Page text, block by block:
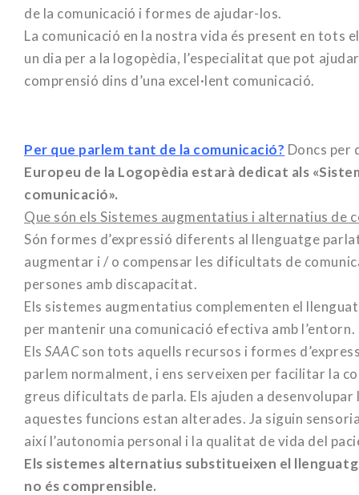
de la comunicació i formes de ajudar-los.
La comunicació en la nostra vida és present en tots
un dia per a la logopèdia, l’especialitat que pot
comprensió dins d’una excel·lent comunicació.
Per que parlem tant de la comunicació? Doncs per
Europeu de la Logopèdia estarà dedicat als
comunicació».
Que són elsSistemes augmentatius i alternatius de
Són formes d’expressió diferents al llenguatge
augmentar i / o compensar les dificultats de
persones amb discapacitat.
Els sistemes augmentatius complementen el
per mantenir una comunicació efectiva amb l’entorn.
ElsSAACson tots aquells recursos i formes
parlem normalment, i ens serveixen per facilitar la
greus dificultats de parla. Els ajuden a
aquestes funcions estan alterades. Ja siguin
així l’autonomia personal i la qualitat de vida del
Els sistemes alternatius substitueixen el
no és comprensible.